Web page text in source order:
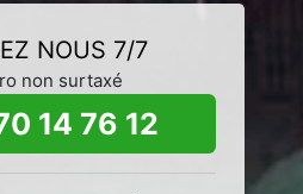
NOUS 7/7
non surtaxé
14 76 12